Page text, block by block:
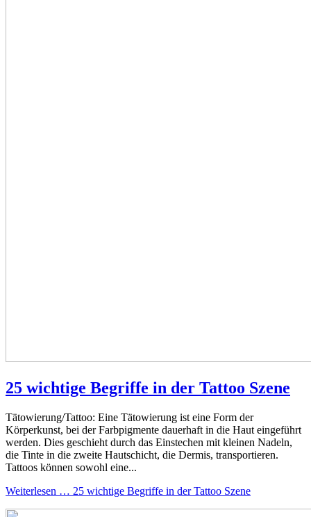
25 wichtige Begriffe in der Tattoo Szene
Tätowierung/Tattoo: Eine Tätowierung ist eine Form der
Körperkunst, bei der Farbpigmente dauerhaft in die Haut eingeführt
werden. Dies geschieht durch das Einstechen mit kleinen Nadeln,
die Tinte in die zweite Hautschicht, die Dermis, transportieren.
Tattoos können sowohl eine...
Weiterlesen … 25 wichtige Begriffe in der Tattoo Szene